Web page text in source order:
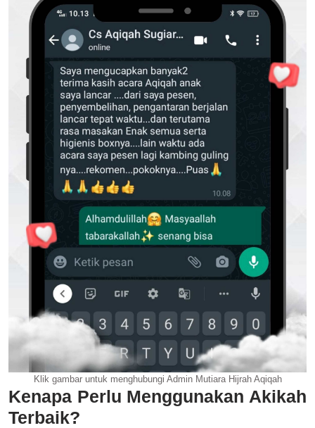
Klik gambar untuk menghubungi Admin Mutiara Hijrah Aqiqah
Kenapa Perlu Menggunakan Akikah
Terbaik?